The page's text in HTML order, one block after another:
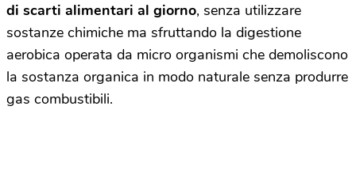
di scarti alimentari al giorno, senza utilizzare
sostanze chimiche ma sfruttando la digestione
aerobica operata da micro organismi che demoliscono
la sostanza organica in modo naturale senza produrre
gas combustibili.